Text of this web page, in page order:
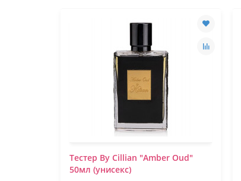
Тестер By Cillian "Amber Oud"
50мл (унисекс)